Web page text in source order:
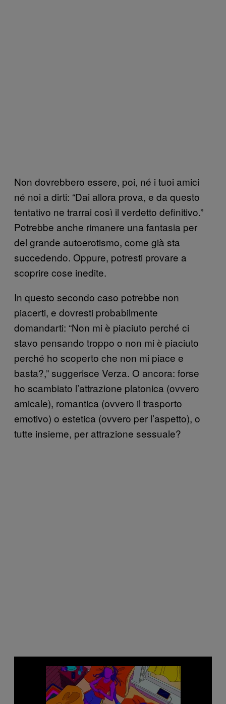
Non dovrebbero essere, poi, né i tuoi amici
né noi a dirti: “Dai allora prova, e da questo
tentativo ne trarrai così il verdetto definitivo.”
Potrebbe anche rimanere una fantasia per
del grande autoerotismo, come già sta
succedendo. Oppure, potresti provare a
scoprire cose inedite.
In questo secondo caso potrebbe non
piacerti, e dovresti probabilmente
domandarti: “Non mi è piaciuto perché ci
stavo pensando troppo o non mi è piaciuto
perché ho scoperto che non mi piace e
basta?,” suggerisce Verza. O ancora: forse
ho scambiato l’attrazione platonica (ovvero
amicale), romantica (ovvero il trasporto
emotivo) o estetica (ovvero per l’aspetto), o
tutte insieme, per attrazione sessuale?